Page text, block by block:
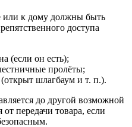
или к дому должны быть
доступа
(если он есть);
пролёты;
шлагбаум и т. п.).
до другой возможной
от передачи товара, если